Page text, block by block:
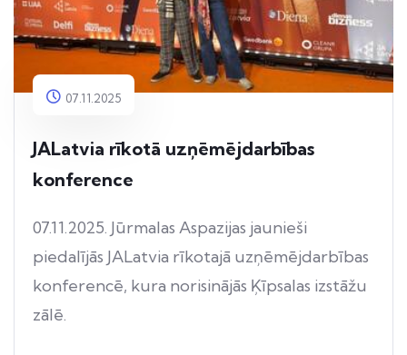
07.11.2025
JALatvia rīkotā uzņēmējdarbības
konference
07.11.2025. Jūrmalas Aspazijas jaunieši
piedalījās JALatvia rīkotajā uzņēmējdarbības
konferencē, kura norisinājās Ķīpsalas izstāžu
zālē.